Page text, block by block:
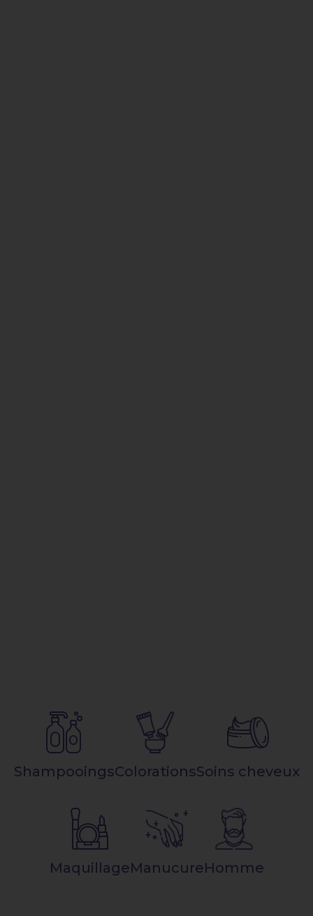
ShampooingsColorationsSoins cheveux
MaquillageManucureHomme